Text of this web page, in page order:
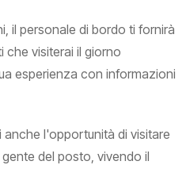
il personale di bordo ti fornirà
che visiterai il giorno
esperienza con informazioni
anche l'opportunità di visitare
del posto, vivendo il